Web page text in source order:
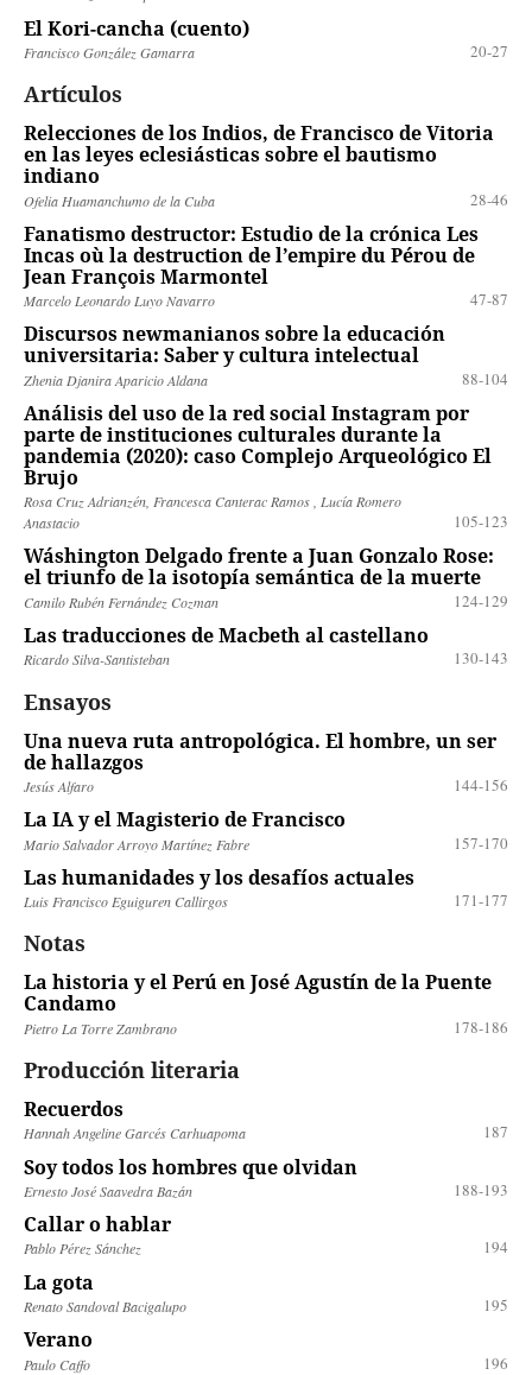
El Kori-cancha (cuento)
Francisco González Gamarra 20-27
Artículos
Relecciones de los Indios, de Francisco de Vitoria
en las leyes eclesiásticas sobre el bautismo
indiano
Ofelia Huamanchumo de la Cuba 28-46
Fanatismo destructor: Estudio de la crónica Les
Incas où la destruction de l’empire du Pérou de
Jean François Marmontel
Marcelo Leonardo Luyo Navarro 47-87
Discursos newmanianos sobre la educación
universitaria: Saber y cultura intelectual
Zhenia Djanira Aparicio Aldana 88-104
Análisis del uso de la red social Instagram por
parte de instituciones culturales durante la
pandemia (2020): caso Complejo Arqueológico El
Brujo
Rosa Cruz Adrianzén, Francesca Canterac Ramos , Lucía Romero
Anastacio
105-123
Wáshington Delgado frente a Juan Gonzalo Rose:
el triunfo de la isotopía semántica de la muerte
Camilo Rubén Fernández Cozman 124-129
Las traducciones de Macbeth al castellano
Ricardo Silva-Santisteban 130-143
Ensayos
Una nueva ruta antropológica. El hombre, un ser
de hallazgos
Jesús Alfaro 144-156
La IA y el Magisterio de Francisco
Mario Salvador Arroyo Martínez Fabre 157-170
Las humanidades y los desafíos actuales
Luis Francisco Eguiguren Callirgos 171-177
Notas
La historia y el Perú en José Agustín de la Puente
Candamo
Pietro La Torre Zambrano 178-186
Producción literaria
Recuerdos
Hannah Angeline Garcés Carhuapoma 187
Soy todos los hombres que olvidan
Ernesto José Saavedra Bazán 188-193
Callar o hablar
Pablo Pérez Sánchez 194
La gota
Renato Sandoval Bacigalupo 195
Verano
Paulo Caffo 196